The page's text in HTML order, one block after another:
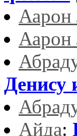
Аарон
Аарон
Денису
Айда: